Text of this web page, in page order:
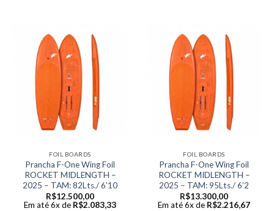
FOIL BOARDS
Prancha F-One Wing Foil
ROCKET MIDLENGTH –
2025 – TAM: 82Lts./ 6’10
R$12.500,00
Em até 6x de R$2.083,33
FOIL BOARDS
Prancha F-One Wing Foil
ROCKET MIDLENGTH –
2025 – TAM: 95Lts./ 6’2
R$13.300,00
Em até 6x de R$2.216,67